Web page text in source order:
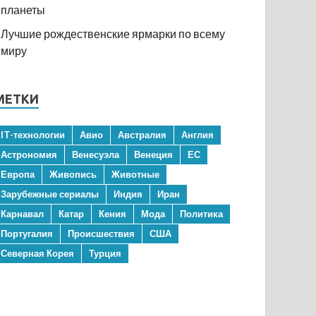
планеты
Лучшие рождественские ярмарки по всему
миру
IT-технологии Авио Австралия
Англия
Астрономия
Венесуэла Венеция
ЕС
Европа
Живопись
Животные
Зарубежные сериалы
Индия
Иран
Карнавал
Катар Кения Мода
Политика
Португалия
Происшествия
США
Северная Корея
Турция